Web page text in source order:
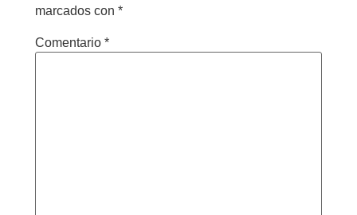
marcados con *
Comentario *